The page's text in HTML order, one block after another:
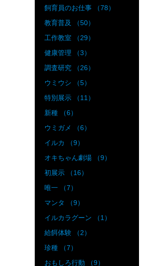
飼育員のお仕事 （78）
教育普及 （50）
工作教室 （29）
健康管理 （3）
調査研究 （26）
ウミウシ （5）
特別展示 （11）
新種 （6）
ウミガメ （6）
イルカ （9）
オキちゃん劇場 （9）
初展示 （16）
唯一 （7）
マンタ （9）
イルカラグーン （1）
給餌体験 （2）
珍種 （7）
おもしろ行動 （9）